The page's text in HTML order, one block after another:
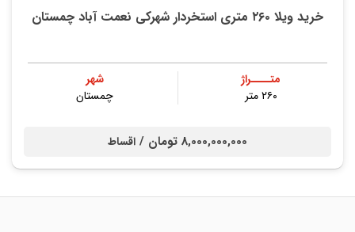
خرید ویلا ۲۶۰ متری استخردار شهرکی نعمت آباد چمستان
متــــراژ
۲۶۰ متر
شهر
چمستان
8,000,000,000 تومان / اقساط